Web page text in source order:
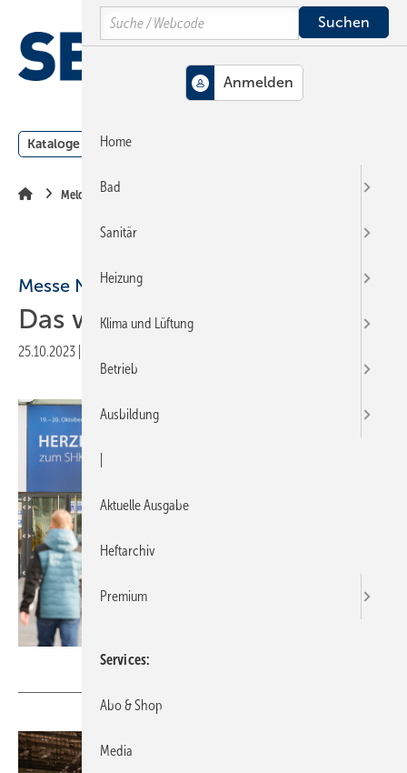
Hauptinhalt
Hauptmenü
SiteSearch
Kataloge Meldungen
Meldungen
Messe Nürnberg
Das war die RIFA 2023
25.10.2023
Search
Home
Bad
Sanitär
Heizung
Klima und Lüftung
Betrieb
Ausbildung
Aktuelle Ausgabe
Heftarchiv
Premium
Services
Abo & Shop
Media